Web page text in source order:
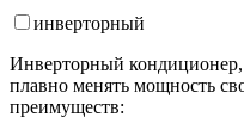
инверторный
Инверторный
плавно менять мощность
преимуществ: